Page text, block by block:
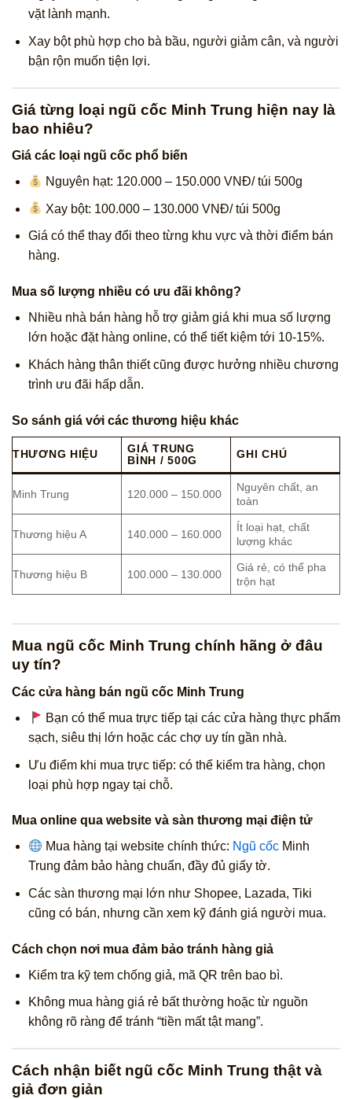
vặt lành mạnh.
Xay bột phù hợp cho bà bầu, người giảm cân, và người
bận rộn muốn tiện lợi.
Giá từng loại ngũ cốc Minh Trung hiện nay là
bao nhiêu?
Giá các loại ngũ cốc phổ biến
Nguyên hạt: 120.000 – 150.000 VNĐ/ túi 500g
Xay bột: 100.000 – 130.000 VNĐ/ túi 500g
Giá có thể thay đổi theo từng khu vực và thời điểm bán
hàng.
Mua số lượng nhiều có ưu đãi không?
Nhiều nhà bán hàng hỗ trợ giảm giá khi mua số lượng
lớn hoặc đặt hàng online, có thể tiết kiệm tới 10-15%.
Khách hàng thân thiết cũng được hưởng nhiều chương
trình ưu đãi hấp dẫn.
So sánh giá với các thương hiệu khác
THƯƠNG HIỆU
GIÁ TRUNG
BÌNH / 500G
GHI CHÚ
Minh Trung 120.000 – 150.000
Nguyên chất, an
toàn
Thương hiệu A 140.000 – 160.000
Ít loại hạt, chất
lượng khác
Thương hiệu B 100.000 – 130.000
Giá rẻ, có thể pha
trộn hạt
Mua ngũ cốc Minh Trung chính hãng ở đâu
uy tín?
Các cửa hàng bán ngũ cốc Minh Trung
Bạn có thể mua trực tiếp tại các cửa hàng thực phẩm
sạch, siêu thị lớn hoặc các chợ uy tín gần nhà.
Ưu điểm khi mua trực tiếp: có thể kiểm tra hàng, chọn
loại phù hợp ngay tại chỗ.
Mua online qua website và sàn thương mại điện tử
Mua hàng tại website chính thức: Ngũ cốc Minh
Trung đảm bảo hàng chuẩn, đầy đủ giấy tờ.
Các sàn thương mại lớn như Shopee, Lazada, Tiki
cũng có bán, nhưng cần xem kỹ đánh giá người mua.
Cách chọn nơi mua đảm bảo tránh hàng giả
Kiểm tra kỹ tem chống giả, mã QR trên bao bì.
Không mua hàng giá rẻ bất thường hoặc từ nguồn
không rõ ràng để tránh “tiền mất tật mang”.
Cách nhận biết ngũ cốc Minh Trung thật và
giả đơn giản